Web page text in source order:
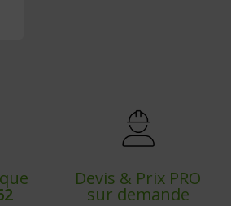
Devis & Prix PRO
sur demande